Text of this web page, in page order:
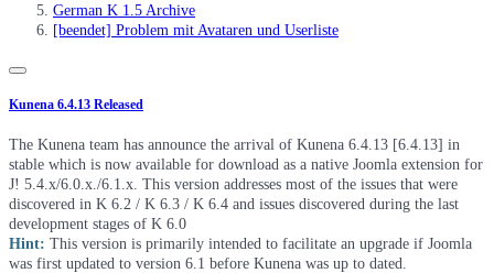
German K 1.5 Archive
[beendet] Problem mit Avataren und Userliste
Kunena 6.4.13 Released
The Kunena team has announce the arrival of Kunena 6.4.13 [6.4.13] in
stable which is now available for download as a native Joomla extension for
J! 5.4.x/6.0.x./6.1.x. This version addresses most of the issues that were
discovered in K 6.2 / K 6.3 / K 6.4 and issues discovered during the last
development stages of K 6.0
Hint: This version is primarily intended to facilitate an upgrade if Joomla
was first updated to version 6.1 before Kunena was up to dated.